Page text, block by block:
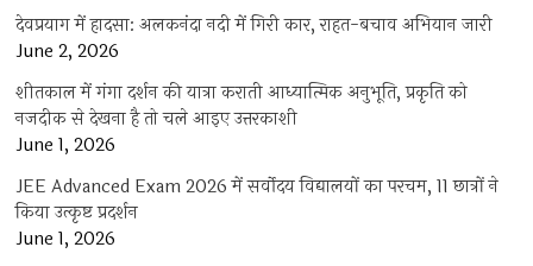
देवप्रयाग में हादसा: अलकनंदा नदी में गिरी कार, राहत-बचाव अभियान जारी
June 2, 2026
शीतकाल में गंगा दर्शन की यात्रा कराती आध्यात्मिक अनुभूति, प्रकृति को
नजदीक से देखना है तो चले आइए उत्तरकाशी
June 1, 2026
JEE Advanced Exam 2026 में सर्वोदय विद्यालयों का परचम, 11 छात्रों ने
किया उत्कृष्ट प्रदर्शन
June 1, 2026